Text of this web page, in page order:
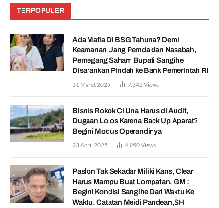
TERPOPULER
Ada Mafia Di BSG Tahuna? Demi
Keamanan Uang Pemda dan Nasabah,
Pemegang Saham Bupati Sangihe
Disarankan Pindah ke Bank Pemerintah RI
31 Maret 2025 7,342Views
Bisnis Rokok Ci Una Harus di Audit,
Dugaan Lolos Karena Back Up Aparat?
Begini Modus Operandinya
23 April 2025 4,050Views
Paslon Tak Sekadar Miliki Kans, Clear
Harus Mampu Buat Lompatan, GM :
Begini Kondisi Sangihe Dari Waktu Ke
Waktu. Catatan Meidi Pandean,SH